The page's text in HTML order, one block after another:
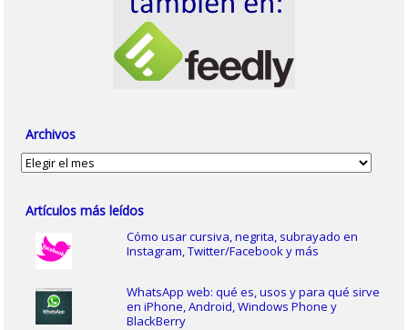
Archivos
Archivos
Artículos más leídos
Cómo usar cursiva, negrita, subrayado en
Instagram, Twitter/Facebook y más
WhatsApp web: qué es, usos y para qué sirve
en iPhone, Android, Windows Phone y
BlackBerry